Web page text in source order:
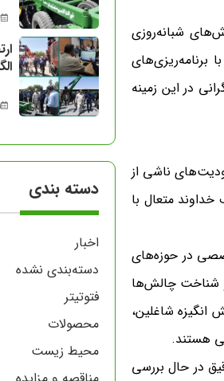
شبانه‌روزی
برنامه‌ریزی‌های
در این زمینه
ناشی از
متعال با
در حوزه‌های
شناخت چالش‌ها
انگیزه شاغلین،
هستند.
در حال بررسی
14
11
دسته بندی
اخبار
دسته‌بندی نشده
فتوتیتر
محصولات
محیط زیست